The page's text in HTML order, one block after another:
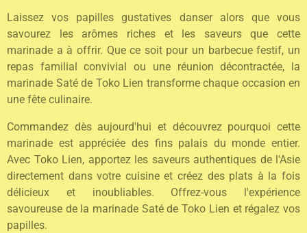
Laissez vos papilles gustatives danser alors que vous
savourez les arômes riches et les saveurs que cette
marinade a à offrir. Que ce soit pour un barbecue festif, un
repas familial convivial ou une réunion décontractée, la
marinade Saté de Toko Lien transforme chaque occasion en
une fête culinaire.
Commandez dès aujourd'hui et découvrez pourquoi cette
marinade est appréciée des fins palais du monde entier.
Avec Toko Lien, apportez les saveurs authentiques de l'Asie
directement dans votre cuisine et créez des plats à la fois
délicieux et inoubliables. Offrez-vous l'expérience
savoureuse de la marinade Saté de Toko Lien et régalez vos
papilles.